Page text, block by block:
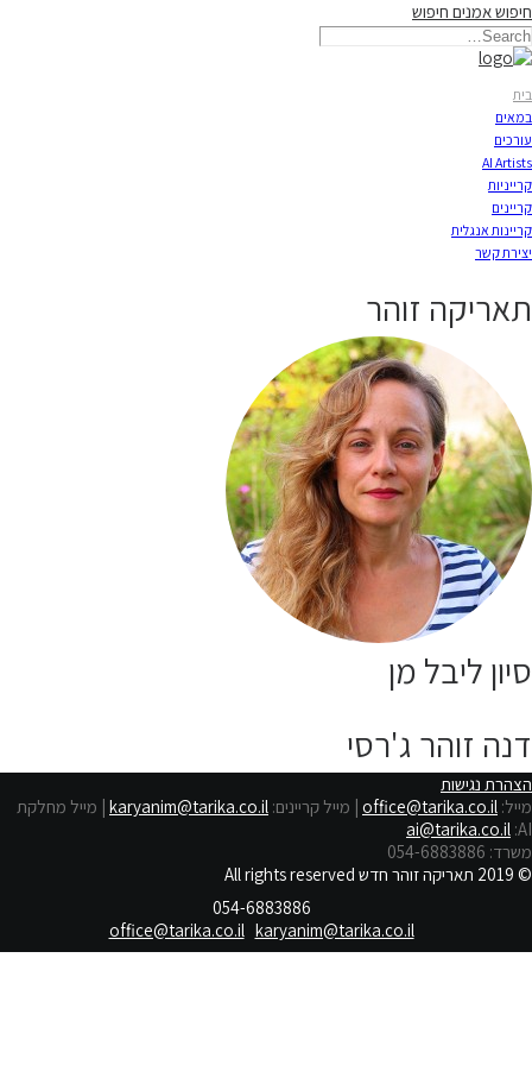
חיפוש אמנים חיפוש
בית
במאים
עורכים
AI Artists
קרייניות
קריינים
קריינות אנגלית
יצירת קשר
תאריקה זוהר
סיון ליבל מן
דנה זוהר ג'רסי
הצהרת נגישות
מייל: office@tarika.co.il | מייל קריינים: karyanim@tarika.co.il | מייל מחלקת
AI
:
ai@tarika.co.il
משרד: 054-6883886
© 2019 תאריקה זוהר חדש All rights reserved
054-6883886
office@tarika.co.il karyanim@tarika.co.il